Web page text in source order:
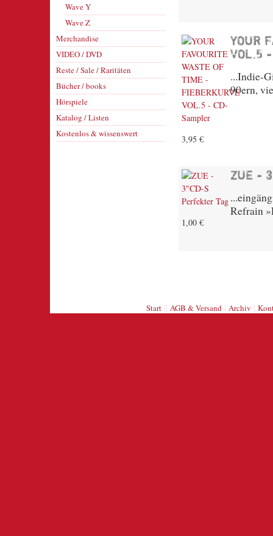
Wave Y
Wave Z
Merchandise
VIDEO / DVD
Reste / Sale / Raritäten
Bücher / books
Hörspiele
Katalog / Listen
Kostenlos & wissenswert
3,95 €
YOUR
VOL.5
...Indie-
90ern,
1,00 €
ZUE -
Refrain
Start|| AGB & Versand| Archiv |